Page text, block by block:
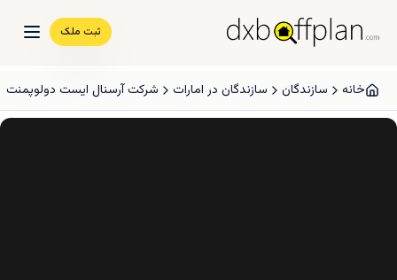
ثبت ملک
خانه سازندگان سازندگان در امارات شرکت آرسنال ایست دولوپمنت